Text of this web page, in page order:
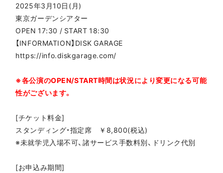
2025年3月10日(月)
東京ガーデンシアター
OPEN 17:30 / START 18:30
【INFORMATION】DISK GARAGE
https://info.diskgarage.com/
※各公演のOPEN/START時間は状況により変更になる可能
性がございます。
[チケット料金]
スタンディング・指定席 ￥8,800(税込)
※未就学児入場不可、諸サービス手数料別、ドリンク代別
[お申込み期間]